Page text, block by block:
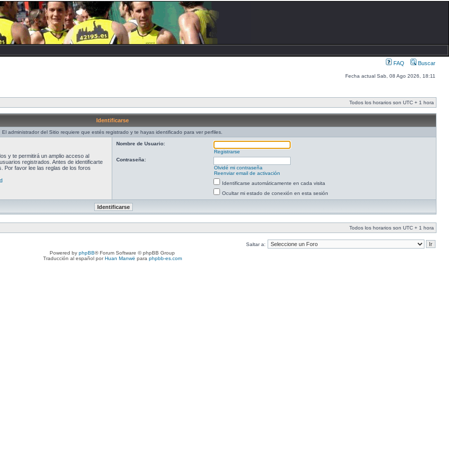
FAQ Buscar
Fecha actual Sab, 08 Ago 2026, 18:11
Todos los horarios son UTC + 1 hora
Identificarse
El administrador del Sitio requiere que estés registrado y te hayas identificado para ver perfiles.
y te permitirá un amplio acceso al
registrados. Antes de identificarte
Por favor lee las reglas de los foros
Nombre de Usuario:
Registrarse
Contraseña:
Olvidé mi contraseña
Reenviar email de activación
Identificarse automáticamente en cada visita
Ocultar mi estado de conexión en esta sesión
Todos los horarios son UTC + 1 hora
Saltar a:
Powered by phpBB® Forum Software © phpBB Group
Traducción al español porHuan Manwë para phpbb-es.com